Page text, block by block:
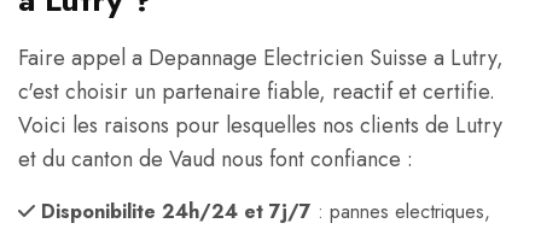
Faire appel a Depannage Electricien Suisse a Lutry,
c'est choisir un partenaire fiable, reactif et certifie.
Voici les raisons pour lesquelles nos clients de Lutry
et du canton de Vaud nous font confiance :
Disponibilite 24h/24 et 7j/7 : pannes electriques,